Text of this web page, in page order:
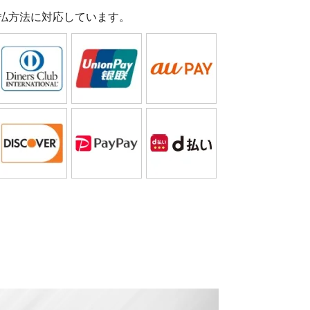
法に対応しています。